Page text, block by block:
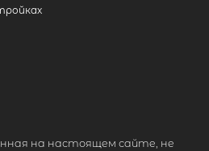
на настоящем сайте, не